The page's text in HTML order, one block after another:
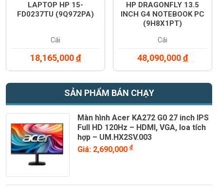
LAPTOP HP 15-
FD0237TU (9Q972PA)
Cái
18,165,000đ
HP DRAGONFLY 13.5
INCH G4 NOTEBOOK PC
(9H8X1PT)
Cái
48,090,000đ
SẢN PHẨM BÁN CHẠY
Màn hình Acer KA272 G0 27 inch IPS
Full HD 120Hz – HDMI, VGA, loa tích
hợp – UM.HX2SV.003
Giá: 2,690,000đ